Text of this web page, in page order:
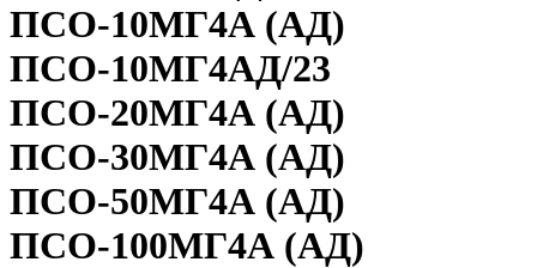
ПСО-10МГ4А (АД)
ПСО-10МГ4АД/23
ПСО-20МГ4А (АД)
ПСО-30МГ4А (АД)
ПСО-50МГ4А (АД)
ПСО-100МГ4А (АД)